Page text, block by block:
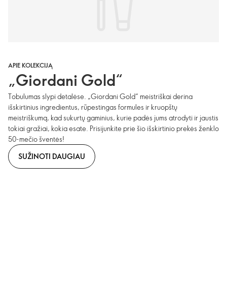
APIE KOLEKCIJĄ
„Giordani Gold“
Tobulumas slypi detalėse. „Giordani Gold“ meistriškai derina
išskirtinius ingredientus, rūpestingas formules ir kruopštų
meistriškumą, kad sukurtų gaminius, kurie padės jums atrodyti ir jaustis
tokiai gražiai, kokia esate. Prisijunkite prie šio išskirtinio prekės ženklo
50-mečio šventės!
SUŽINOTI DAUGIAU